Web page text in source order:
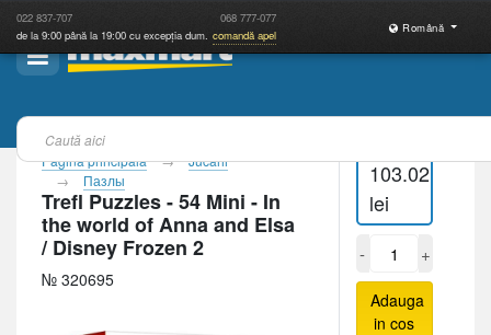
022 837-707 068 777-077
de la 9:00 până la 19:00 cu excepția dum. comandă apel
Română
Pagina principală
Jucării
Пазлы
Trefl Puzzles - 54 Mini - In
the world of Anna and Elsa
/ Disney Frozen 2
№ 320695
103.02
lei
- +
Adauga
in cos